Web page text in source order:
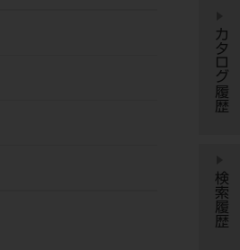
カタログ履歴
検索履歴